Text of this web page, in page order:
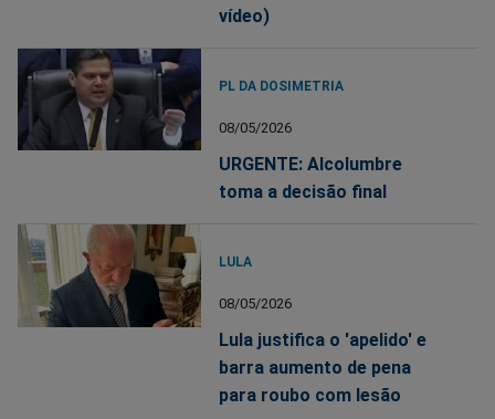
vídeo)
PL DA DOSIMETRIA
08/05/2026
URGENTE: Alcolumbre
toma a decisão final
LULA
08/05/2026
Lula justifica o 'apelido' e
barra aumento de pena
para roubo com lesão